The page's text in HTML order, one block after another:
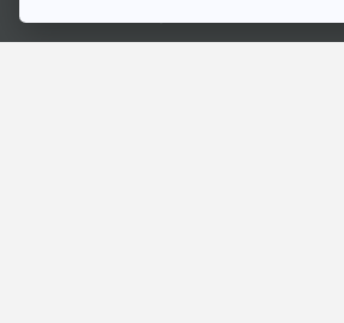
Ⓒ 2020 องค์การกระจายเสียงและแพร่ภาพสาธารณะแห่งประเทศไทย